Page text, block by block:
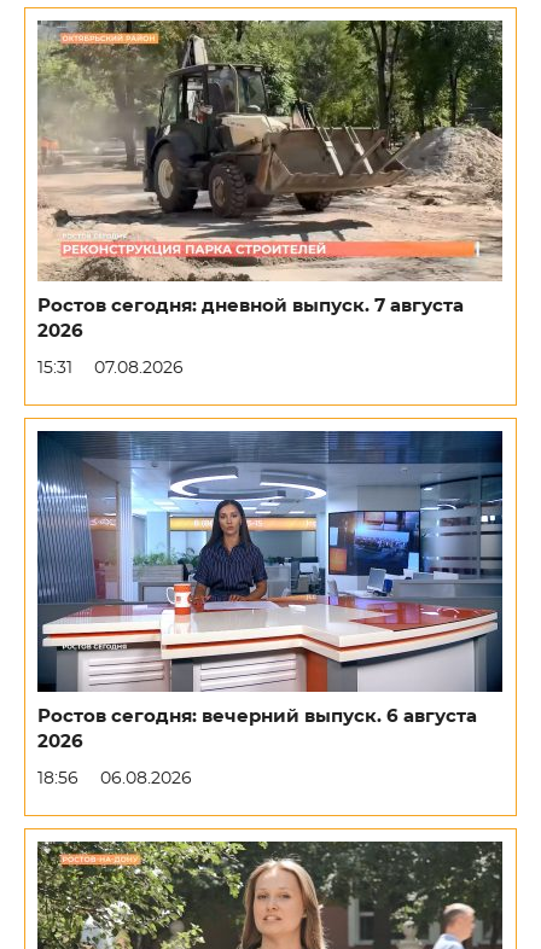
Ростов сегодня: дневной выпуск. 7 августа
2026
15:31 07.08.2026
Ростов сегодня: вечерний выпуск. 6 августа
2026
18:56 06.08.2026